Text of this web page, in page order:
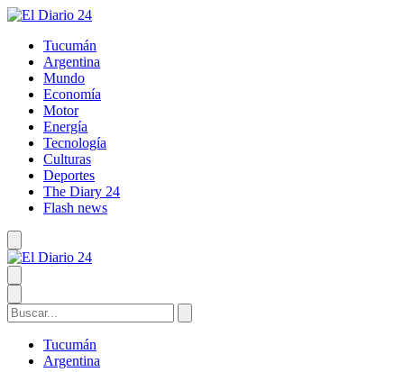
Tucumán
Argentina
Mundo
Economía
Motor
Energía
Tecnología
Culturas
Deportes
The Diary 24
Flash news
Tucumán
Argentina